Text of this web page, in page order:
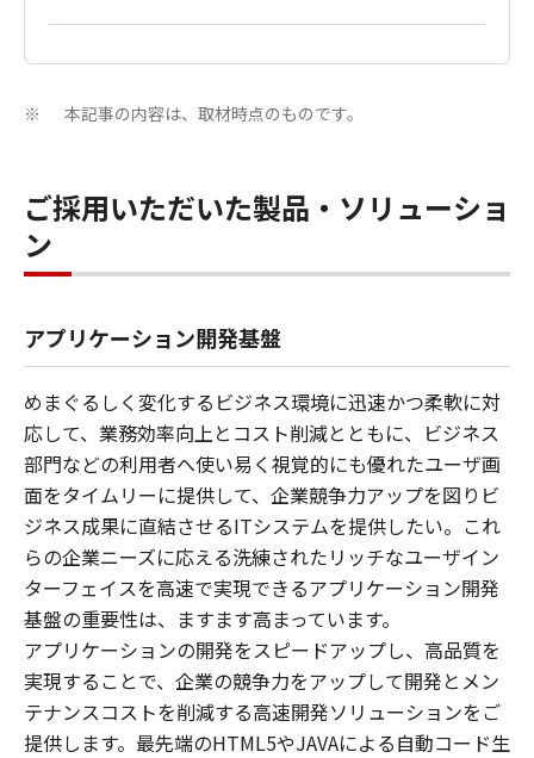
※ 本記事の内容は、取材時点のものです。
ご採用いただいた製品・ソリューショ
ン
アプリケーション開発基盤
めまぐるしく変化するビジネス環境に迅速かつ柔軟に対
応して、業務効率向上とコスト削減とともに、ビジネス
部門などの利用者へ使い易く視覚的にも優れたユーザ画
面をタイムリーに提供して、企業競争力アップを図りビ
ジネス成果に直結させるITシステムを提供したい。これ
らの企業ニーズに応える洗練されたリッチなユーザイン
ターフェイスを高速で実現できるアプリケーション開発
基盤の重要性は、ますます高まっています。
アプリケーションの開発をスピードアップし、高品質を
実現することで、企業の競争力をアップして開発とメン
テナンスコストを削減する高速開発ソリューションをご
提供します。最先端のHTML5やJAVAによる自動コード生